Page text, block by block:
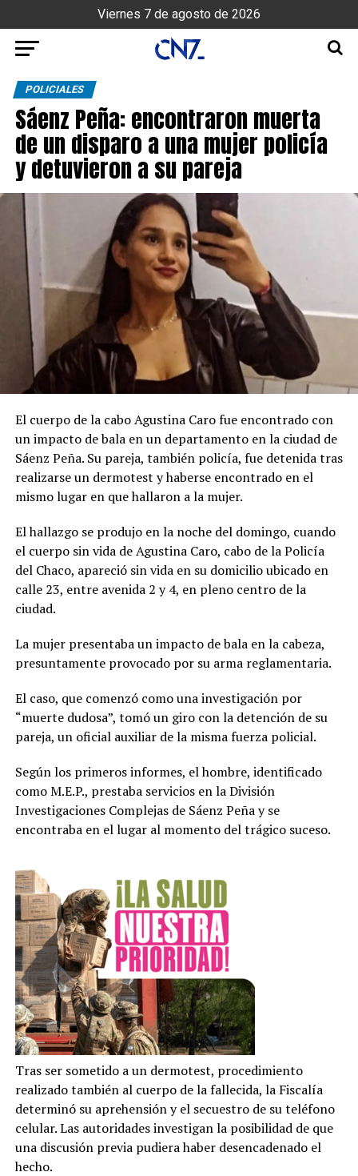
Viernes 7 de agosto de 2026
POLICIALES
Sáenz Peña: encontraron muerta
de un disparo a una mujer policía
y detuvieron a su pareja
El cuerpo de la cabo Agustina Caro fue encontrado con
un impacto de bala en un departamento en la ciudad de
Sáenz Peña. Su pareja, también policía, fue detenida tras
realizarse un dermotest y haberse encontrado en el
mismo lugar en que hallaron a la mujer.
El hallazgo se produjo en la noche del domingo, cuando
el cuerpo sin vida de Agustina Caro, cabo de la Policía
del Chaco, apareció sin vida en su domicilio ubicado en
calle 23, entre avenida 2 y 4, en pleno centro de la
ciudad.
La mujer presentaba un impacto de bala en la cabeza,
presuntamente provocado por su arma reglamentaria.
El caso, que comenzó como una investigación por
“muerte dudosa”, tomó un giro con la detención de su
pareja, un oficial auxiliar de la misma fuerza policial.
Según los primeros informes, el hombre, identificado
como M.E.P., prestaba servicios en la División
Investigaciones Complejas de Sáenz Peña y se
encontraba en el lugar al momento del trágico suceso.
Tras ser sometido a un dermotest, procedimiento
realizado también al cuerpo de la fallecida, la Fiscalía
determinó su aprehensión y el secuestro de su teléfono
celular. Las autoridades investigan la posibilidad de que
una discusión previa pudiera haber desencadenado el
hecho.